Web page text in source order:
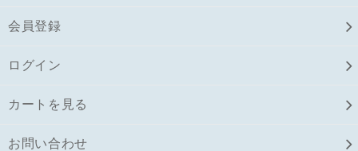
会員登録
ログイン
カートを見る
お問い合わせ